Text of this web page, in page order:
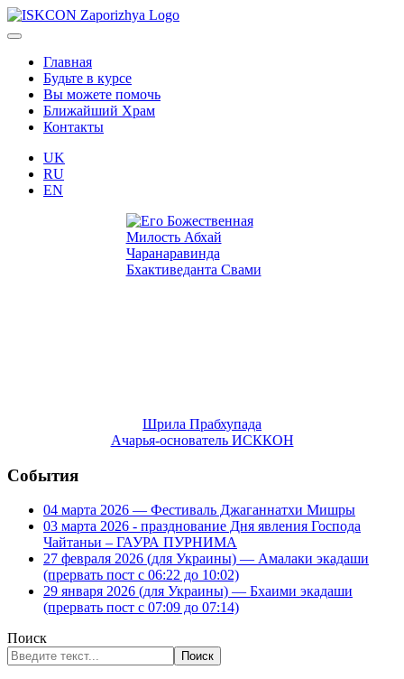
Главная
Будьте в курсе
Вы можете помочь
Ближайший Храм
Контакты
UK
RU
EN
Шрила Прабхупада
Ачарья-основатель ИСККОН
События
04 марта 2026 — Фестиваль Джаганнатхи Мишры
03 марта 2026 - празднование Дня явления Господа
Чайтаньи – ГАУРА ПУРНИМА
27 февраля 2026 (для Украины) — Амалаки экадаши
(прервать пост с 06:22 до 10:02)
29 января 2026 (для Украины) — Бхаими экадаши
(прервать пост с 07:09 до 07:14)
Поиск
Поиск